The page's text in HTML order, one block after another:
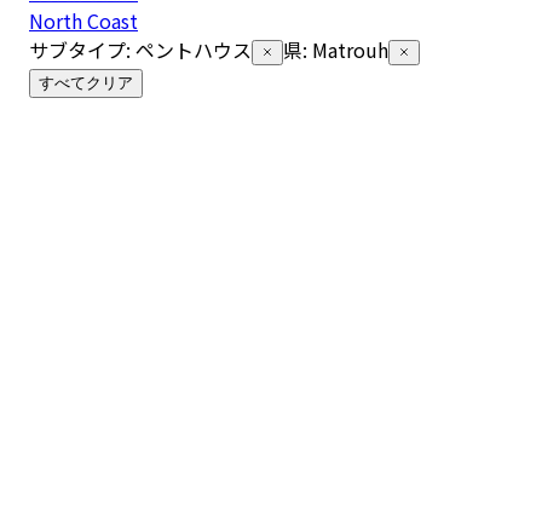
North Coast
サブタイプ: ペントハウス 県: Matrouh
すべてクリア